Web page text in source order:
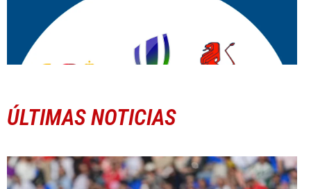
ÚLTIMAS NOTICIAS